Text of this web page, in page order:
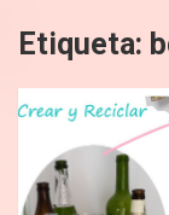
Etiqueta: